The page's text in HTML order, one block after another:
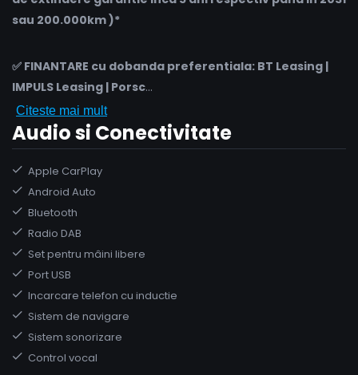
sau 200.000km )*
✅ FINANTARE cu dobanda preferentiala: BT Leasing |
IMPULS Leasing | Porsc...
Citeste mai mult
Audio si Conectivitate
Apple CarPlay
Android Auto
Bluetooth
Radio DAB
Set pentru mâini libere
Port USB
Incarcare telefon cu inductie
Sistem de navigare
Sistem sonorizare
Control vocal